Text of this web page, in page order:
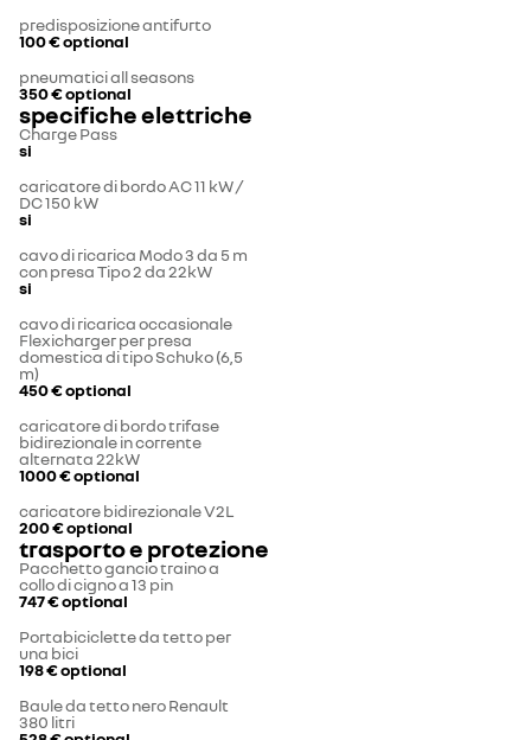
predisposizione antifurto
100 €optional
pneumatici all seasons
350 €optional
specifiche elettriche
Charge Pass
si
caricatore di bordo AC 11 kW /
DC 150 kW
si
cavo di ricarica Modo 3 da 5 m
con presa Tipo 2 da 22kW
si
cavo di ricarica occasionale
Flexicharger per presa
domestica di tipo Schuko (6,5
m)
450 €optional
caricatore di bordo trifase
bidirezionale in corrente
alternata 22kW
1000 €optional
caricatore bidirezionale V2L
200 €optional
trasporto e protezione
Pacchetto gancio traino a
collo di cigno a 13 pin
747 €optional
Portabiciclette da tetto per
una bici
198 €optional
Baule da tetto nero Renault
380 litri